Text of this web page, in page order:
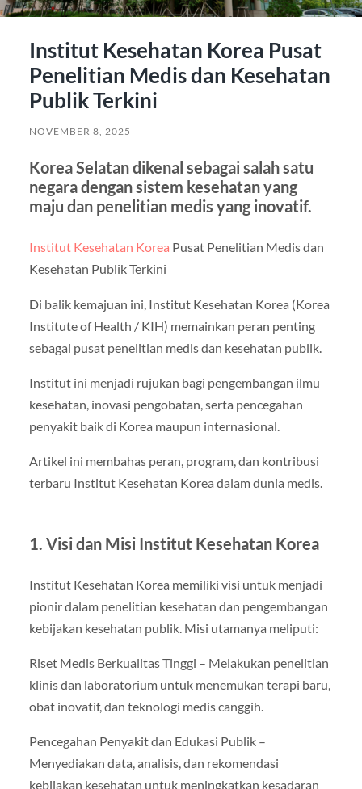
Institut Kesehatan Korea Pusat
Penelitian Medis dan Kesehatan
Publik Terkini
NOVEMBER 8, 2025
Korea Selatan dikenal sebagai salah satu
negara dengan sistem kesehatan yang
maju dan penelitian medis yang inovatif.
Institut Kesehatan Korea Pusat Penelitian Medis dan
Kesehatan Publik Terkini
Di balik kemajuan ini, Institut Kesehatan Korea (Korea
Institute of Health / KIH) memainkan peran penting
sebagai pusat penelitian medis dan kesehatan publik.
Institut ini menjadi rujukan bagi pengembangan ilmu
kesehatan, inovasi pengobatan, serta pencegahan
penyakit baik di Korea maupun internasional.
Artikel ini membahas peran, program, dan kontribusi
terbaru Institut Kesehatan Korea dalam dunia medis.
1. Visi dan Misi Institut Kesehatan Korea
Institut Kesehatan Korea memiliki visi untuk menjadi
pionir dalam penelitian kesehatan dan pengembangan
kebijakan kesehatan publik. Misi utamanya meliputi:
Riset Medis Berkualitas Tinggi – Melakukan penelitian
klinis dan laboratorium untuk menemukan terapi baru,
obat inovatif, dan teknologi medis canggih.
Pencegahan Penyakit dan Edukasi Publik –
Menyediakan data, analisis, dan rekomendasi
kebijakan kesehatan untuk meningkatkan kesadaran